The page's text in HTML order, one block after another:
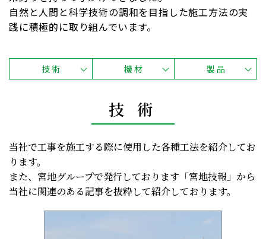
プライバシーポリシー
自然と人間と科学技術の調和を目指した施工方法の実
践に積極的に取り組んでいます。
技 術 機 材 製 品
技 術
当社で工事を施工する際に使用した各種工法を紹介してお
ります。
また、宮地グループで発行しております「宮地技報」から
当社に関連のある記事を抜粋して紹介しております。